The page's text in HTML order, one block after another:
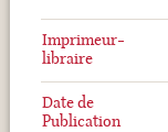
Imprimeur-
libraire
Date de
Publication